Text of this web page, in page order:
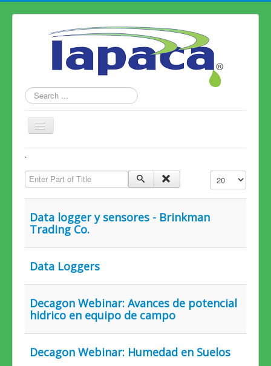
Search
...
Toggle
Navigation
Productos
Alianzas
Conózcanos
Contáctenos
`
Enter Part of Title
Display #
Data logger y sensores - Brinkman
Trading Co.
Data Loggers
Decagon Webinar: Avances de potencial
hidrico en equipo de campo
Decagon Webinar: Humedad en Suelos